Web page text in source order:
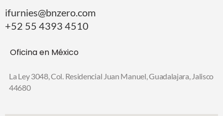
ifurnies@bnzero.com
+52 55 4393 4510
Oficina en México
La Ley 3048, Col. Residencial Juan Manuel,Guadalajara, Jalisco
44680